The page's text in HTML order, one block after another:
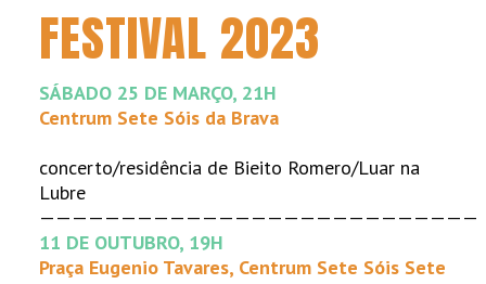
FESTIVAL 2023
SÁBADO 25 DE MARÇO, 21H
Centrum Sete Sóis da Brava
concerto/residência de Bieito Romero/Luar na
Lubre
———————————————————————————
11 DE OUTUBRO, 19H
Praça Eugenio Tavares, Centrum Sete Sóis Sete